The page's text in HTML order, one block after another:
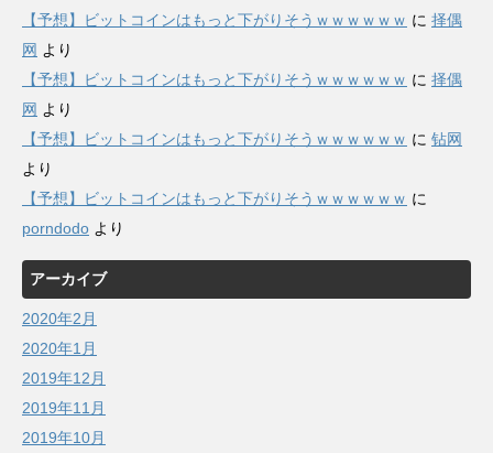
【予想】ビットコインはもっと下がりそうｗｗｗｗｗｗ に 择偶
网 より
【予想】ビットコインはもっと下がりそうｗｗｗｗｗｗ に 择偶
网 より
【予想】ビットコインはもっと下がりそうｗｗｗｗｗｗ に 钻网
より
【予想】ビットコインはもっと下がりそうｗｗｗｗｗｗ に
porndodo より
アーカイブ
2020年2月
2020年1月
2019年12月
2019年11月
2019年10月